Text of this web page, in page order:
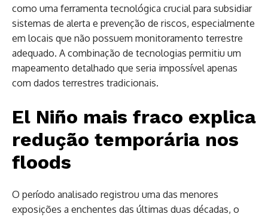
como uma ferramenta tecnológica crucial para subsidiar
sistemas de alerta e prevenção de riscos, especialmente
em locais que não possuem monitoramento terrestre
adequado. A combinação de tecnologias permitiu um
mapeamento detalhado que seria impossível apenas
com dados terrestres tradicionais.
El Niño mais fraco explica
redução temporária nos
floods
O período analisado registrou uma das menores
exposições a enchentes das últimas duas décadas, o